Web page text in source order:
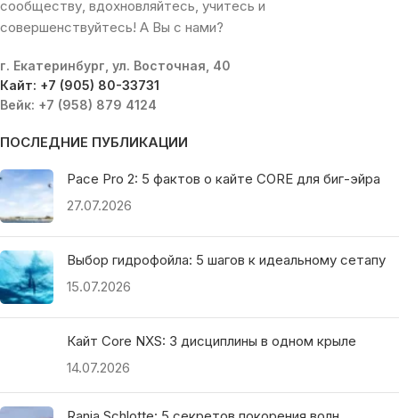
сообществу, вдохновляйтесь, учитесь и
совершенствуйтесь! А Вы с нами?
г. Екатеринбург, ул. Восточная, 40
Кайт: +7 (905) 80-33731
Вейк: +7 (958) 879 4124
ПОСЛЕДНИЕ ПУБЛИКАЦИИ
Pace Pro 2: 5 фактов о кайте CORE для биг-эйра
27.07.2026
Выбор гидрофойла: 5 шагов к идеальному сетапу
15.07.2026
Кайт Core NXS: 3 дисциплины в одном крыле
14.07.2026